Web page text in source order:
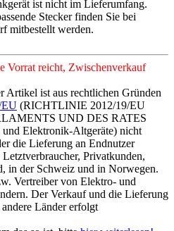
ist nicht im Lieferumfang.
Stecker finden Sie bei
mitbestellt werden.
Vorrat reicht, Zwischenverkauf
Artikel ist aus rechtlichen Gründen
EU (RICHTLINIE 2012/19/EU
UND DES RATES
Elektronik-Altgeräte) nicht
die Lieferung an Endnutzer
Privatkunden,
in der Schweiz und in Norwegen.
Vertreiber von Elektro- und
Der Verkauf und die Lieferung
Länder erfolgt